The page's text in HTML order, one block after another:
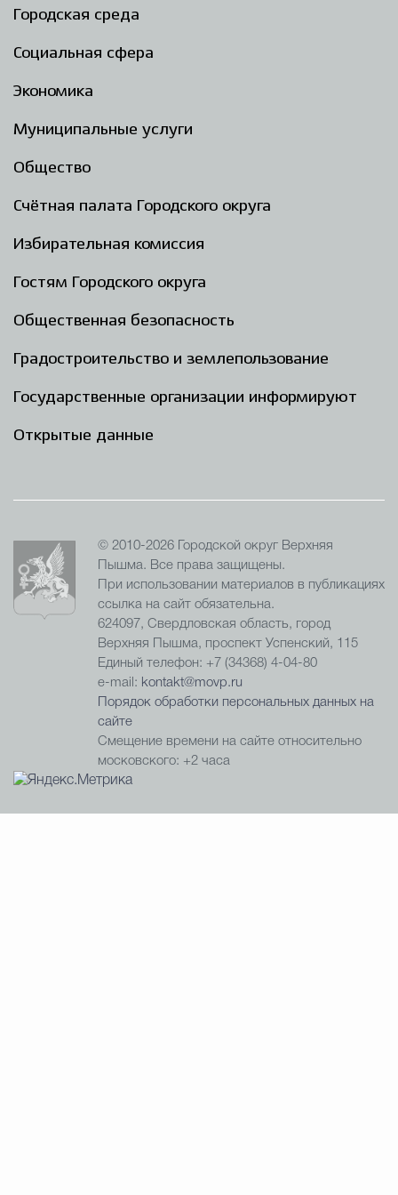
Городская среда
Социальная сфера
Экономика
Муниципальные услуги
Общество
Счётная палата Городского округа
Избирательная комиссия
Гостям Городского округа
Общественная безопасность
Градостроительство и землепользование
Государственные организации информируют
Открытые данные
© 2010-2026 Городской округ Верхняя
Пышма. Все права защищены.
При использовании материалов в публикациях
ссылка на сайт обязательна.
624097, Свердловская область, город
Верхняя Пышма, проспект Успенский, 115
Единый телефон: +7 (34368) 4-04-80
e-mail: kontakt@movp.ru
Порядок обработки персональных данных на
сайте
Смещение времени на сайте относительно
московского: +2 часа